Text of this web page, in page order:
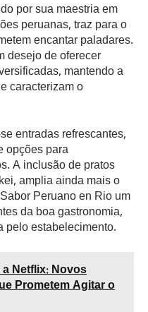
por sua maestria em
peruanas, traz para o
encantar paladares.
desejo de oferecer
mantendo a
caracterizam o
entradas refrescantes,
opções para
A inclusão de pratos
amplia ainda mais o
Peruano en Rio um
da boa gastronomia,
pelo estabelecimento.
Netflix: Novos
Prometem Agitar o